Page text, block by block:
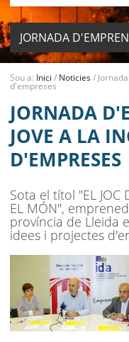
JORNADA
INCUBADORA
MUNICIPI
SEU ELECTRÒNICA
BELL-LLOC
Sou a: Inici / Noticies/
d'empreses
JORNADA
JOVE A LA
D'EMPRESES
Sota el títol "EL JOC
EL MÓN",
província de Lleida
idees i projectes